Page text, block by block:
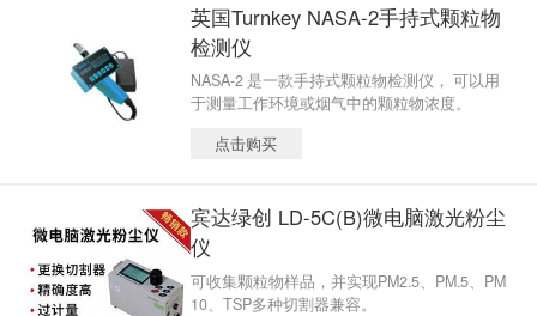
英国Turnkey NASA-2手持式颗粒物
检测仪
NASA-2 是一款手持式颗粒物检测仪， 可以用
于测量工作环境或烟气中的颗粒物浓度。
点击购买
宾达绿创 LD-5C(B)微电脑激光粉尘
仪
可收集颗粒物样品，并实现PM2.5、PM.5、PM
10、TSP多种切割器兼容。